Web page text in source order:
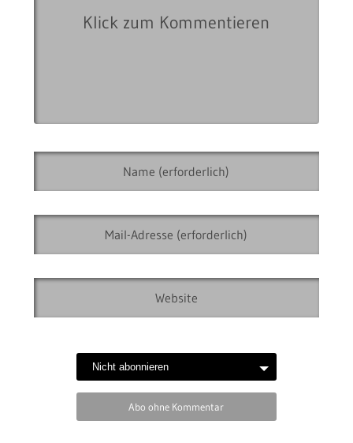
Abo ohne Kommentar